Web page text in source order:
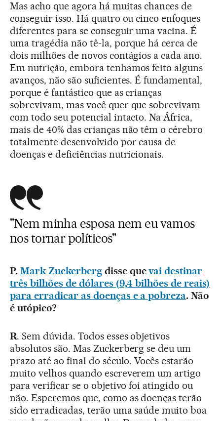
Mas acho que agora há muitas chances de
conseguir isso. Há quatro ou cinco enfoques
diferentes para se conseguir uma vacina. É
uma tragédia não tê-la, porque há cerca de
dois milhões de novos contágios a cada ano.
Em nutrição, embora tenhamos feito alguns
avanços, não são suficientes. É fundamental,
porque é fantástico que as crianças
sobrevivam, mas você quer que sobrevivam
com todo seu potencial intacto. Na África,
mais de 40% das crianças não têm o cérebro
totalmente desenvolvido por causa de
doenças e deficiências nutricionais.
"Nem minha esposa nem eu vamos
nos tornar políticos"
P. Mark Zuckerbergdisse quevai destinar
três bilhões de dólares (9,4 bilhões de reais)
para erradicar as doenças e a pobreza. Não
é utópico?
R. Sem dúvida. Todos esses objetivos
absolutos são. Mas Zuckerberg se deu um
prazo até ao final do século. Vocês estarão
muito velhos quando escreverem um artigo
para verificar se o objetivo foi atingido ou
não. Esperemos que, como as doenças terão
sido erradicadas, terão uma saúde muito boa